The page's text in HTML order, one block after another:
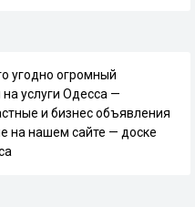
угодно огромный
услуги Одесса —
и бизнес объявления
на нашем сайте — доске